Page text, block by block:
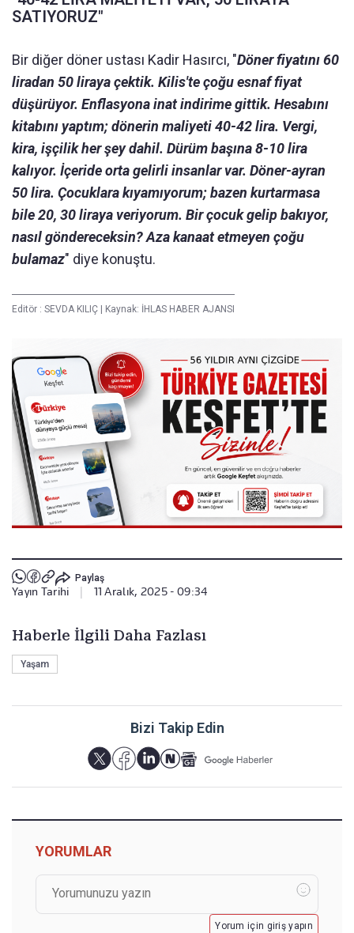
SATIYORUZ"
Bir diğer döner ustası Kadir Hasırcı, "Döner fiyatını 60
liradan 50 liraya çektik. Kilis'te çoğu esnaf fiyat
düşürüyor. Enflasyona inat indirime gittik. Hesabını
kitabını yaptım; dönerin maliyeti 40-42 lira. Vergi,
kira, işçilik her şey dahil. Dürüm başına 8-10 lira
kalıyor. İçeride orta gelirli insanlar var. Döner-ayran
50 lira. Çocuklara kıyamıyorum; bazen kurtarmasa
bile 20, 30 liraya veriyorum. Bir çocuk gelip bakıyor,
nasıl göndereceksin? Aza kanaat etmeyen çoğu
bulamaz" diye konuştu.
Editör : SEVDA KILIÇ Kaynak: İHLAS HABER AJANSI
Paylaş
Yayın Tarihi 11 Aralık, 2025 - 09:34
Haberle İlgili Daha Fazlası
Yaşam
Bizi Takip Edin
YORUMLAR
Yorum için giriş yapın